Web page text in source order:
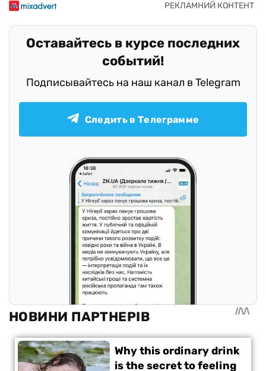
Оставайтесь в курсе последних
событий!
Подписывайтесь на наш канал в Telegram
Следить в Телеграмме